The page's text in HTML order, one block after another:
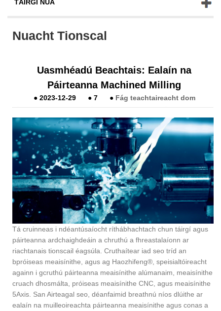
TÁIRGÍ NUA
Nuacht Tionscal
Uasmhéadú Beachtais: Ealaín na
Páirteanna Machined Milling
● 2023-12-29 ● 7 ● Fág teachtaireacht dom
Tá cruinneas i ndéantúsaíocht ríthábhachtach chun táirgí agus
páirteanna ardchaighdeáin a chruthú a fhreastalaíonn ar
riachtanais tionscail éagsúla. Cruthaítear iad seo tríd an
bpróiseas meaisínithe, agus ag Haozhifeng®, speisialtóireacht
againn i gcruthú páirteanna meaisínithe alúmanaim, meaisínithe
cruach dhosmálta, próiseas meaisínithe CNC, agus meaisínithe
5Axis. San Airteagal seo, déanfaimid breathnú níos dlúithe ar
ealaín na muilleoireachta páirteanna meaisínithe agus conas a